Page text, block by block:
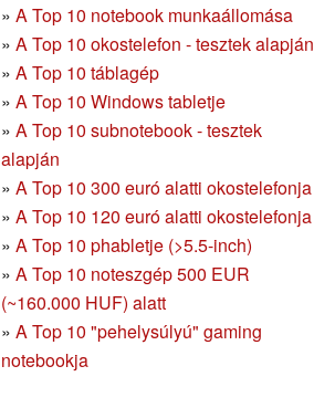
» A Top 10 notebook munkaállomása
» A Top 10 okostelefon - tesztek alapján
» A Top 10 táblagép
» A Top 10 Windows tabletje
» A Top 10 subnotebook - tesztek
alapján
» A Top 10 300 euró alatti okostelefonja
» A Top 10 120 euró alatti okostelefonja
» A Top 10 phabletje (>5.5-inch)
» A Top 10 noteszgép 500 EUR
(~160.000 HUF) alatt
» A Top 10 "pehelysúlyú" gaming
notebookja